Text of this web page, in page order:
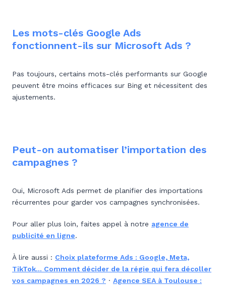
Les mots-clés Google Ads
fonctionnent-ils sur Microsoft Ads ?
Pas toujours, certains mots-clés performants sur Google
peuvent être moins efficaces sur Bing et nécessitent des
ajustements.
Peut-on automatiser l’importation des
campagnes ?
Oui, Microsoft Ads permet de planifier des importations
récurrentes pour garder vos campagnes synchronisées.
Pour aller plus loin, faites appel à notre agence de
publicité en ligne.
À lire aussi : Choix plateforme Ads : Google, Meta,
TikTok… Comment décider de la régie qui fera décoller
vos campagnes en 2026 ? · Agence SEA à Toulouse :